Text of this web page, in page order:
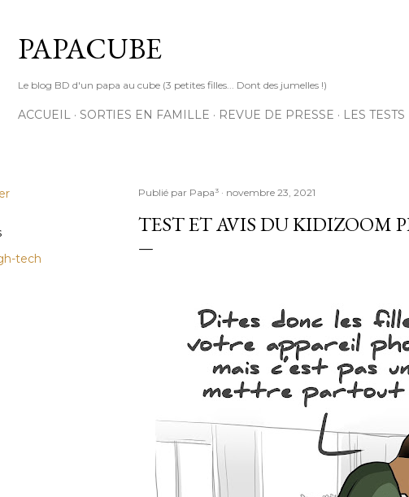
PAPACUBE
Le blog BD d'un papa au cube (3 petites filles... Dont des jumelles !)
ACCUEIL SORTIES EN FAMILLE REVUE DE PRESSE LES
tech
Publié par Papa³ novembre 23, 2021
TEST ET AVIS DU KIDIZOOM